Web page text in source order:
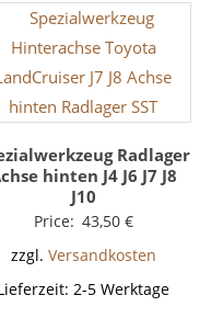
Radlager
hinten J4 J6 J7 J8
J10
Price: 43,50 €
zzgl. Versandkosten
2-5 Werktage